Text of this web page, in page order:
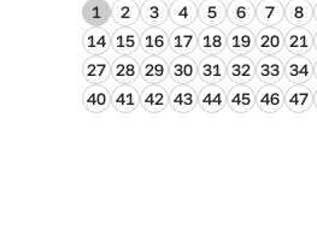
1 2 3 4 5 6 7 8
14 15 16 17 18 19 20 21
27 28 29 30 31 32 33 34
40 41 42 43 44 45 46 47